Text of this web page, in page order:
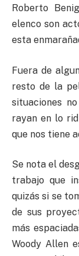
Roberto
elenco son
esta
Fuera de
resto de la
situaciones
rayan en lo
que nos tiene
Se nota el
trabajo que
quizás si se
de sus
más
Woody Allen